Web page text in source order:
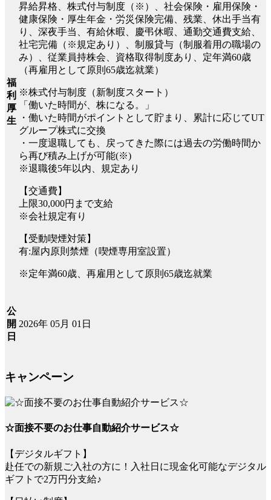
福
利
厚
生
昇給昇格、株式付与制度（※）、社会保険・雇用保険・
健康保険・厚生年金・労災保険完備、残業、休出手当有
り、深夜手当、有給休暇、慶弔休暇、通勤交通費支給、
社宅完備（※規定あり）、制服貸与（制服着用の職場の
み）、従業員持株会、資格取得制度あり、定年満60歳
（再雇用として原則65歳迄就業）
※株式付与制度（新制度スタート）
「働いた時間が、株になる。」
・働いた時間がポイントとして貯まり、累計に応じてUT
グループ株式に交換
・一度退職しても、戻ってきた際には過去の労働時間か
ら再び積み上げが可能(※)
※退職後5年以内、規定あり
【交通費】
上限30,000円まで支給
※会社規定有り
【受動喫煙対策】
有:屋内原則禁煙（喫煙専用室設置）
※定年満60歳、再雇用として原則65歳迄就業
公
開
日
2026年 05月 01日
キャンペーン
☆面接不要のお仕事自動紹介サービス☆
【デジタルギフト】
赴任での新規ご入社の方に！入社日に現金化可能なデジタル
ギフトで2万円分支給♪